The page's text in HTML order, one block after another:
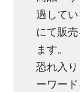
過して
にて販
ます。
恐れ入
ーワー